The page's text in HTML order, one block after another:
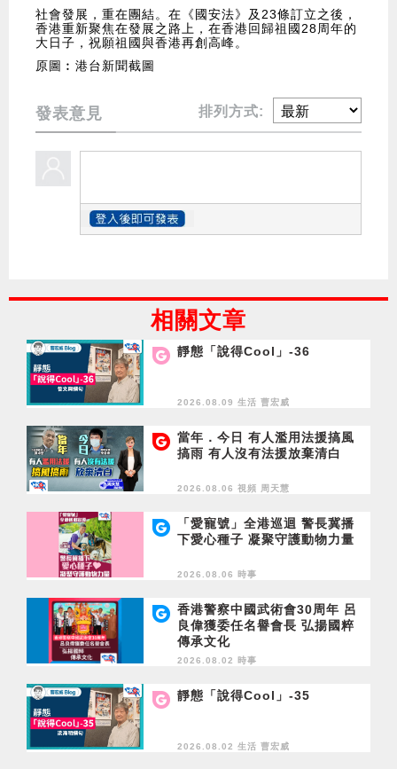
社會發展，重在團結。在《國安法》及23條訂立之後，
香港重新聚焦在發展之路上，在香港回歸祖國28周年的
大日子，祝願祖國與香港再創高峰。
原圖︰港台新聞截圖
發表意見 排列方式:
相關文章
靜態「說得Cool」-36
2026.08.09 生活 曹宏威
當年．今日 有人濫用法援搞風
搞雨 有人沒有法援放棄清白
2026.08.06 視頻 周天慧
「愛寵號」全港巡迴 警長冀播
下愛心種子 凝聚守護動物力量
2026.08.06 時事
香港警察中國武術會30周年 呂
良偉獲委任名譽會長 弘揚國粹
傳承文化
2026.08.02 時事
靜態「說得Cool」-35
2026.08.02 生活 曹宏威